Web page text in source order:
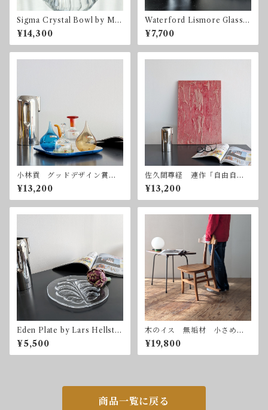
Sigma Crystal Bowl by Mar
tti Rytkönen for Orrefors
¥14,300
Waterford Lismore Glasse
s 2客セット ウォーターフ
ォード アイルランド
¥7,700
小林貢 グッドデザイン賞
Noritake ノリタケ クラフ
トコレクション ヴィンテー
ジ 昭和レトロ
¥13,200
佐久間尊経 連作「自由自
在」ー赤 2003年 ミクスト
メディア
¥13,200
Eden Plate by Lars Hellste
n for Orrefors 直径23.5c
m オレフォス スウェーデ
ン
¥5,500
木のイス 無垢材 小さめ
アノニマスデザイン
¥19,800
商品一覧に戻る